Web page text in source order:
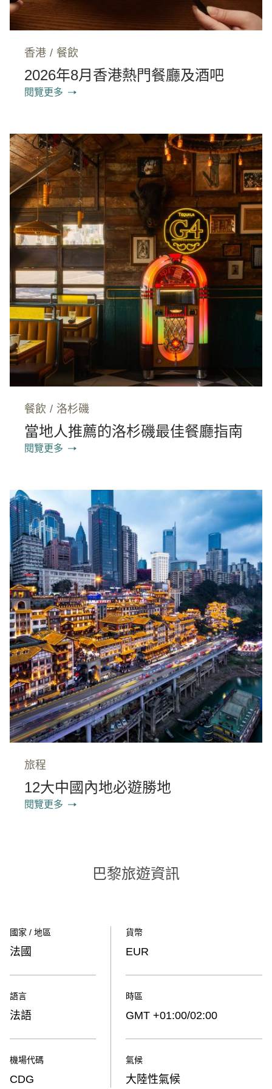
香港 / 餐飲
2026年8月香港熱門餐廳及酒吧
閱覽更多
餐飲 / 洛杉磯
當地人推薦的洛杉磯最佳餐廳指南
閱覽更多
旅程
12大中國內地必遊勝地
閱覽更多
巴黎旅遊資訊
國家 / 地區
法國
語言
法語
機場代碼
CDG
貨幣
EUR
時區
GMT +01:00/02:00
氣候
大陸性氣候